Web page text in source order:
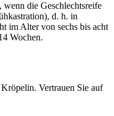
wenn die Geschlechtsreife
d. h. in
im Alter von sechs bis acht
Wochen.
Vertrauen Sie auf